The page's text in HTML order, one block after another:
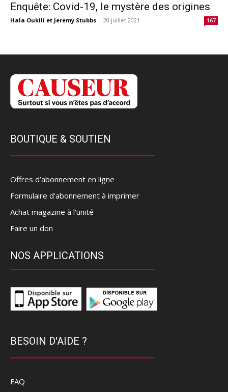
Enquête: Covid-19, le mystère des origines
Hala Oukili et Jeremy Stubbs - 20 juillet 2021 167
BOUTIQUE & SOUTIEN
Offres d’abonnement en ligne
Formulaire d'abonnement à imprimer
Achat magazine à l'unité
Faire un don
NOS APPLICATIONS
BESOIN D'AIDE ?
FAQ